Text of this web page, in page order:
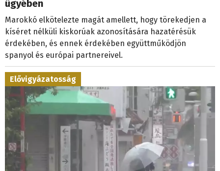
Marokkó elkötelezte magát amellett, hogy törekedjen a
kíséret nélküli kiskorúak azonosítására hazatérésük
érdekében, és ennek érdekében együttműködjön
spanyol és európai partnereivel.
Elővigyázatosság